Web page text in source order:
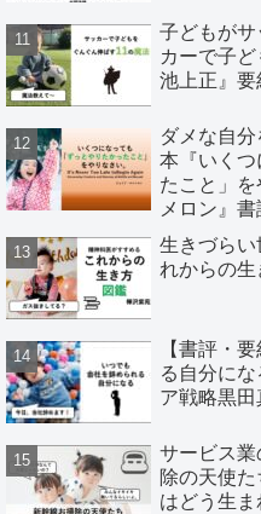
子どもがサ
カーで子
池上正』要
ダメな自
本『いくつ
たこと」
メロン』書
生きづらい
れからの生
【書評・
る自分に
ア戦略黒田
サービス
除の天使た
はどう生ま